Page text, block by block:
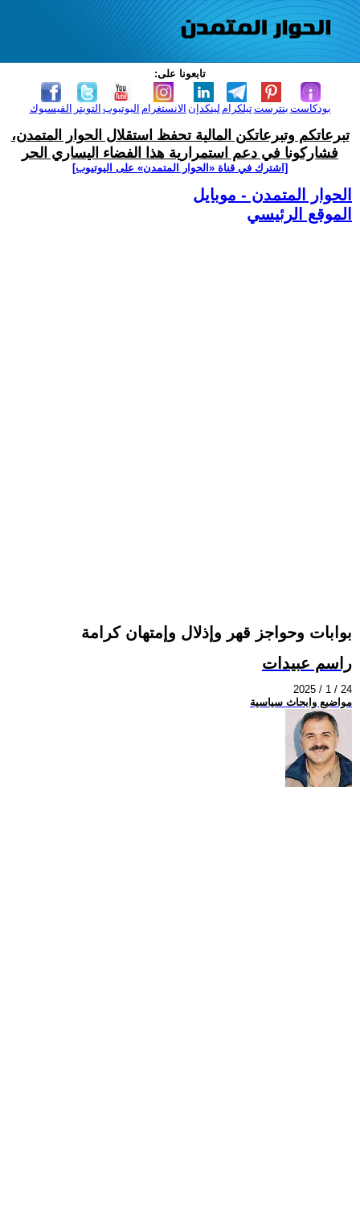
تابعونا على:
الفيسبوك التويتر اليوتيوب الانستغرام لينكدإن تيلكرامبنترست بودكاست
تبرعاتكم وتبرعاتكن المالية تحفظ استقلال الحوار المتمدن،
فشاركونا في دعم استمرارية هذا الفضاء اليساري الحر
[اشترك في قناة ‫«الحوار المتمدن» على اليوتيوب]
الحوار المتمدن - موبايل
الموقع الرئيسي
بوابات وحواجز قهر وإذلال وإمتهان كرامة
راسم عبيدات
2025 / 1 / 24
مواضيع وابحاث سياسية